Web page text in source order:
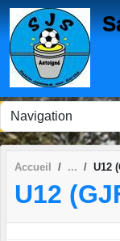
Accueil U12
U12
Panneau de gestion